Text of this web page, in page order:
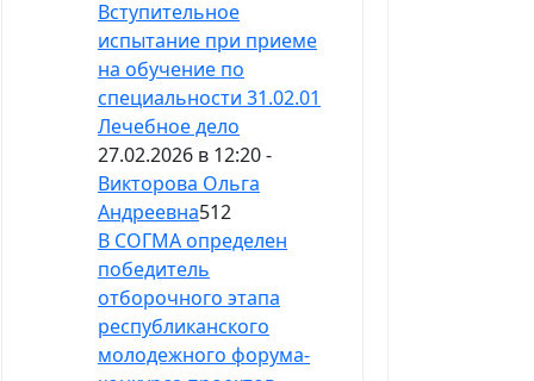
Вступительное
испытание при приеме
на обучение по
специальности 31.02.01
Лечебное дело
27.02.2026 в 12:20 -
Викторова Ольга
Андреевна512
В СОГМА определен
победитель
отборочного этапа
республиканского
молодежного форума-